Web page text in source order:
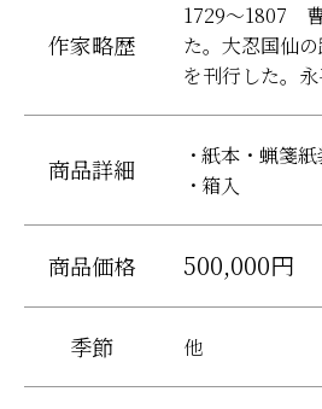
作家略歴
1729～1807
た。大忍国仙
を刊行した。永
商品詳細
紙本・蝋箋
箱入
商品価格 500,000円
季節 他